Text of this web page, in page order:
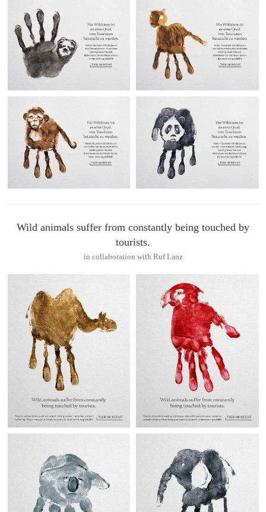
Wild animals suffer from constantly being touched by
tourists.
in collaboration with Ruf Lanz